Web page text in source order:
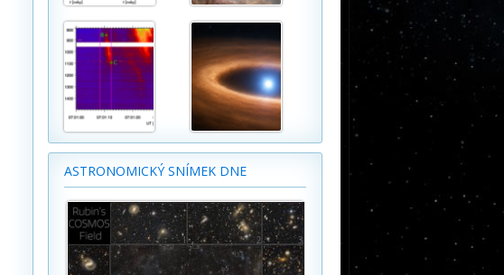
ASTRONOMICKÝ SNÍMEK DNE